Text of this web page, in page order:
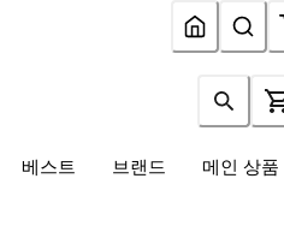
베스트 브랜드 메인 상품